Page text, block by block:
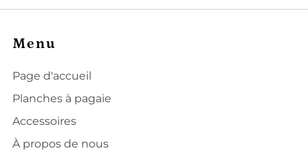
Menu
Page d'accueil
Planches à pagaie
Accessoires
À propos de nous